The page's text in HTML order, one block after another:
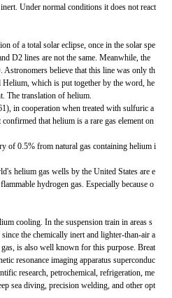
Under normal conditions it does not react
of a total solar eclipse, once in the solar spe
D2 lines are not the same. Meanwhile, the
believe that this line was only th
Helium, which is put together by the word, he
The translation of helium.
in cooperation when treated with sulfuric a
that helium is a rare gas element on
of 0.5% from natural gas containing helium i
helium gas wells by the United States are e
hydrogen gas. Especially because o
cooling. In the suspension train in areas s
the chemically inert and lighter-than-air a
is also well known for this purpose. Breat
resonance imaging apparatus superconduc
research, petrochemical, refrigeration, me
sea diving, precision welding, and other opt